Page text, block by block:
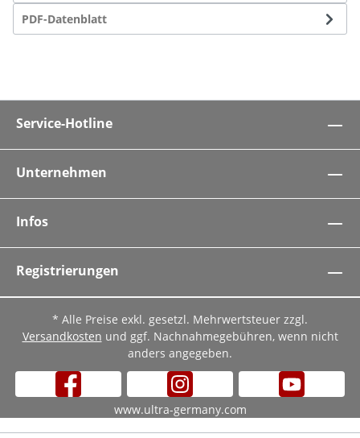
PDF-Datenblatt
Service-Hotline
Unternehmen
Infos
Registrierungen
* Alle Preise exkl. gesetzl. Mehrwertsteuer zzgl.
Versandkosten und ggf. Nachnahmegebühren, wenn nicht
anders angegeben.
www.ultra-germany.com